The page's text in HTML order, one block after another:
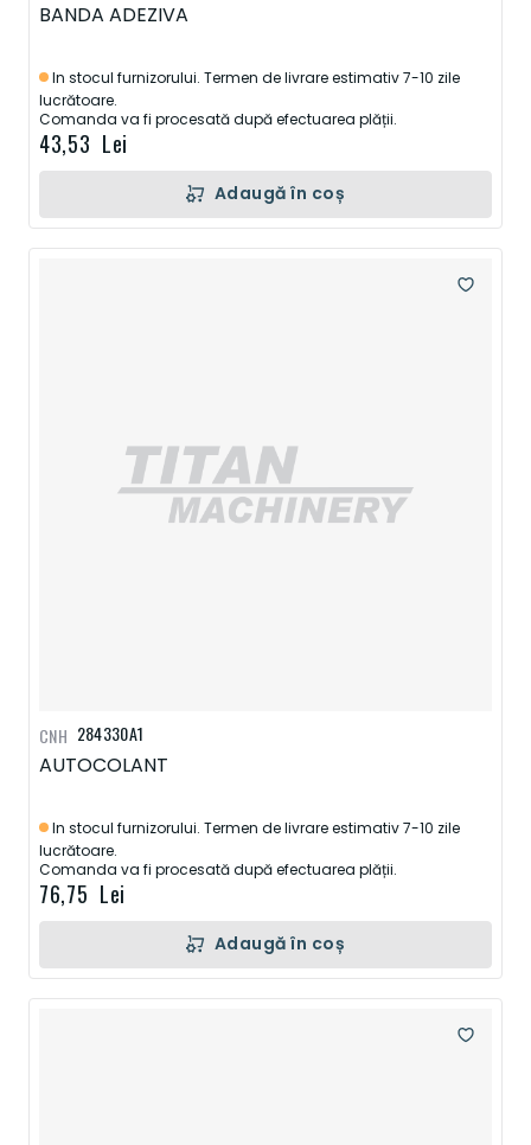
BANDA ADEZIVA
In stocul furnizorului. Termen de livrare estimativ 7-10 zile
lucrătoare.
Comanda va fi procesată după efectuarea plății.
43,53 Lei
Adaugă în coș
284330A1
AUTOCOLANT
In stocul furnizorului. Termen de livrare estimativ 7-10 zile
lucrătoare.
Comanda va fi procesată după efectuarea plății.
76,75 Lei
CNH
Adaugă în coș